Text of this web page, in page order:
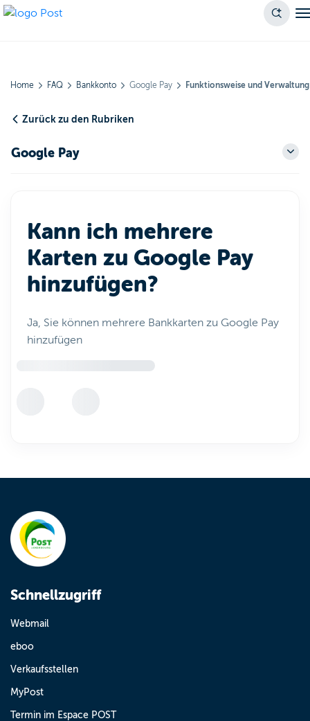
Home FAQ Bankkonto Google Pay Funktionsweise und Verwaltung
Zurück zu den Rubriken
Google Pay
Kann ich mehrere
Karten zu Google Pay
hinzufügen?
Ja, Sie können mehrere Bankkarten zu Google Pay
hinzufügen
Schnellzugriff
Webmail
eboo
Verkaufsstellen
MyPost
Termin im Espace POST